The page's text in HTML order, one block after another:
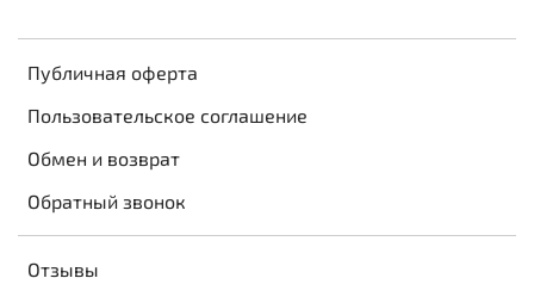
Публичная оферта
Пользовательское соглашение
Обмен и возврат
Обратный звонок
Отзывы